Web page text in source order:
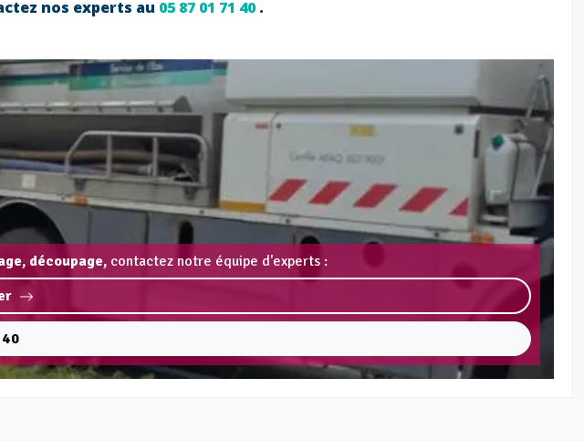
nos experts au 05 87 01 71 40.
découpage, contactez notre équipe d'experts :
40